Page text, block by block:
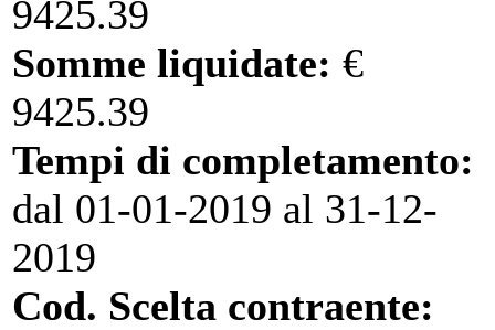
9425.39
Somme liquidate: €
9425.39
Tempi di completamento:
dal 01-01-2019 al 31-12-
2019
Cod. Scelta contraente: